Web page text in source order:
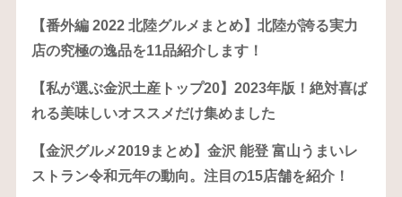
【番外編 2022 北陸グルメまとめ】北陸が誇る実力
店の究極の逸品を11品紹介します！
【私が選ぶ金沢土産トップ20】2023年版！絶対喜ば
れる美味しいオススメだけ集めました
【金沢グルメ2019まとめ】金沢 能登 富山うまいレ
ストラン令和元年の動向。注目の15店舗を紹介！